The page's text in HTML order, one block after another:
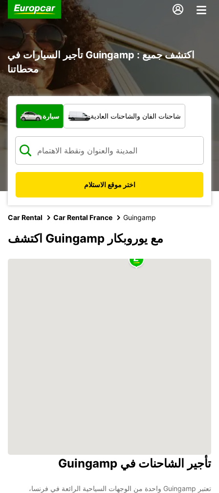
تأجير السيارات في Guingamp : اكتشف جميع
محطاتنا
ما نوع المركبة؟
سيارة شاحنات الفان والشاحنات العادية
اختر موقع الاستلام
Car Rental Car Rental France Guingamp
اكتشف Guingamp مع يوروبكار
تأجير الشاحنات في Guingamp
تعتبر Guingamp واحدة من الوجهات السياحية الرائعة في فرنسا،